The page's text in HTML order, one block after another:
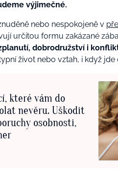
výjimečné.
nebo nespokojeně v
určitou formu zakázané
dobrodružství i
život nebo vztah, i když jde
které vám do
nevěru. Uškodit
osobnosti,